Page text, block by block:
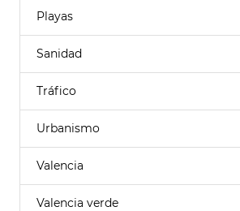
Playas
Sanidad
Tráfico
Urbanismo
Valencia
Valencia verde